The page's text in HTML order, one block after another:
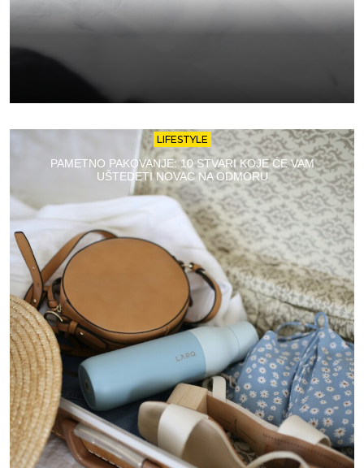
LIFESTYLE
PAMETNO PAKOVANJE: 10 STVARI KOJE ĆE VAM
UŠTEDETI NOVAC NA ODMORU